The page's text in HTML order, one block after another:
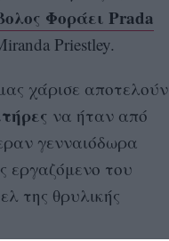
Φοράει Prada
Priestley.
χάρισε αποτελούν
να ήταν από
γενναιόδωρα
εργαζόμενο του
της θρυλικής